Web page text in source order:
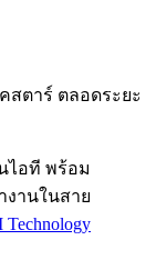
ตาร์ ตลอดระยะ
ไอที พร้อม
งานในสาย
Technology